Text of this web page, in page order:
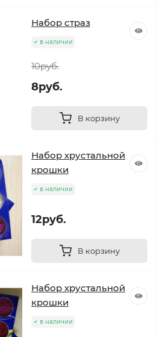
Набор страз
в наличии
10руб.
8руб.
В корзину
Набор хрустальной
крошки
в наличии
12руб.
В корзину
Набор хрустальной
крошки
в наличии